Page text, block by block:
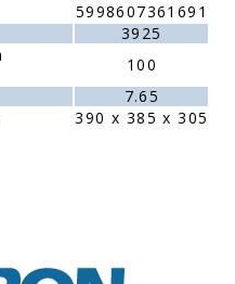
5998607361691
3925
100
7.65
390 x 385 x 305